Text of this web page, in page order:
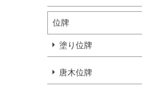
位牌
塗り位牌
唐木位牌